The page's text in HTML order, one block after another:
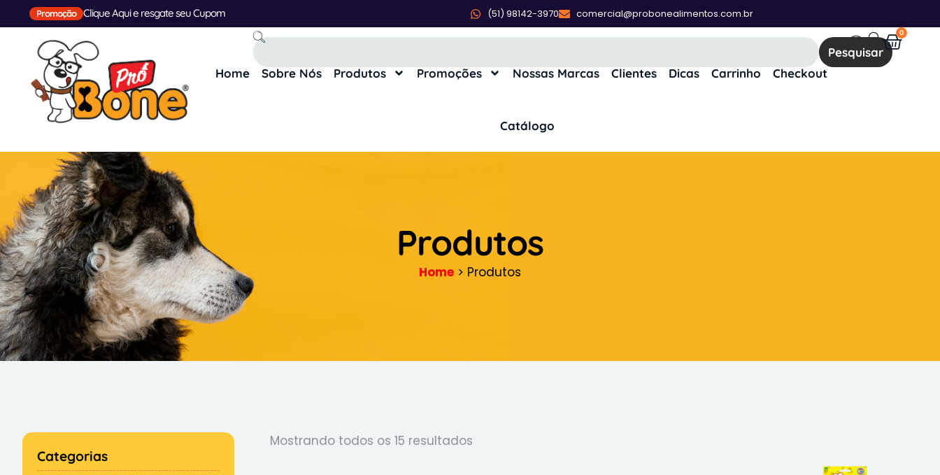
Promoção Clique Aqui e resgate seu Cupom (51) 98142-3970 comercial@probonealimentos.com.br
Pesquisar
Home
Sobre Nós Produtos Promoções Nossas Marcas Clientes Dicas Carrinho Checkout
Catálogo
0
Produtos
Home > Produtos
Categorias
Mostrando todos os 15 resultados